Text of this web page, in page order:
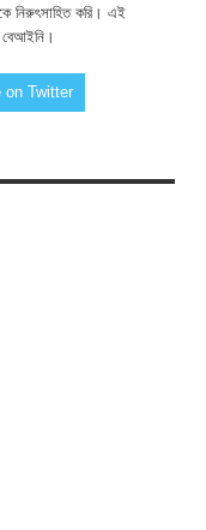
নিরুৎসাহিত করি। এই
বেআইনি।
on Twitter